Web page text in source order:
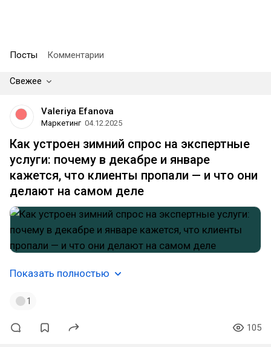
Посты Комментарии
Свежее
Valeriya Efanova
Маркетинг 04.12.2025
Как устроен зимний спрос на экспертные
услуги: почему в декабре и январе
кажется, что клиенты пропали — и что они
делают на самом деле
Показать полностью
1
105